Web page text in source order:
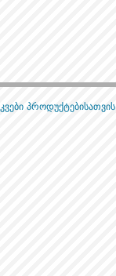
პროდუქტებისათვის